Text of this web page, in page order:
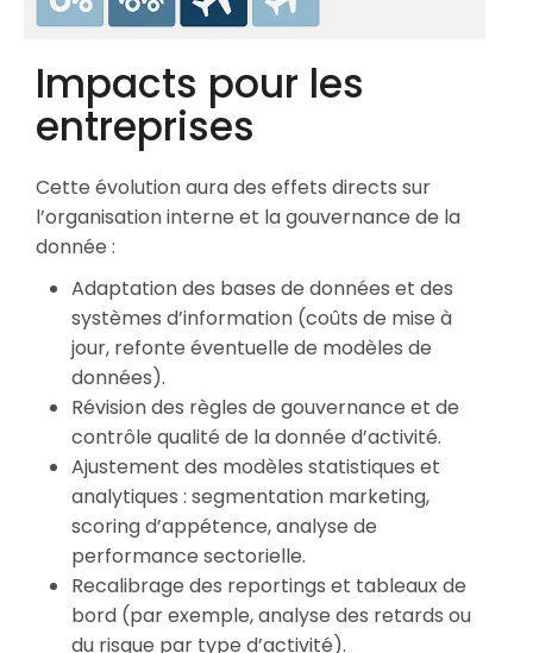
Impacts pour les
entreprises
Cette évolution aura des effets directs sur
l’organisation interne et la gouvernance de la
donnée :
Adaptation des bases de données et des
systèmes d’information (coûts de mise à
jour, refonte éventuelle de modèles de
données).
Révision des règles de gouvernance et de
contrôle qualité de la donnée d’activité.
Ajustement des modèles statistiques et
analytiques : segmentation marketing,
scoring d’appétence, analyse de
performance sectorielle.
Recalibrage des reportings et tableaux de
bord (par exemple, analyse des retards ou
du risque par type d’activité).